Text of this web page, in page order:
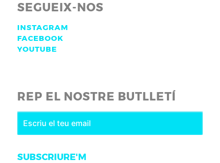
SEGUEIX-NOS
INSTAGRAM
FACEBOOK
YOUTUBE
REP EL NOSTRE BUTLLETÍ
SUBSCRIURE'M